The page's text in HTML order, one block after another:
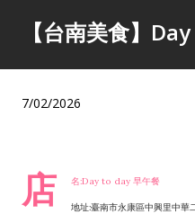
【台南美食】
7/02/2026
店 名:Day to day 早午餐
地址:臺南市永康區中興里中華